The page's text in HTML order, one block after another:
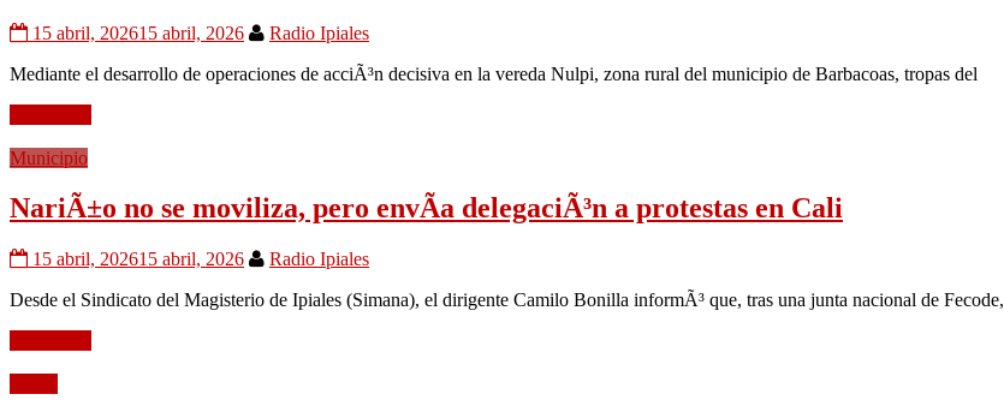
15 abril, 202615 abril, 2026
Radio Ipiales
Mediante el desarrollo de operaciones de acciÃ³n decisiva en la vereda Nulpi, zona rural del municipio de Barbacoas, tropas del
Municipio
NariÃ±o no se moviliza, pero envÃ­a delegaciÃ³n a protestas en Cali
15 abril, 202615 abril, 2026
Radio Ipiales
Desde el Sindicato del Magisterio de Ipiales (Simana), el dirigente Camilo Bonilla informÃ³ que, tras una junta nacional de Fecode,